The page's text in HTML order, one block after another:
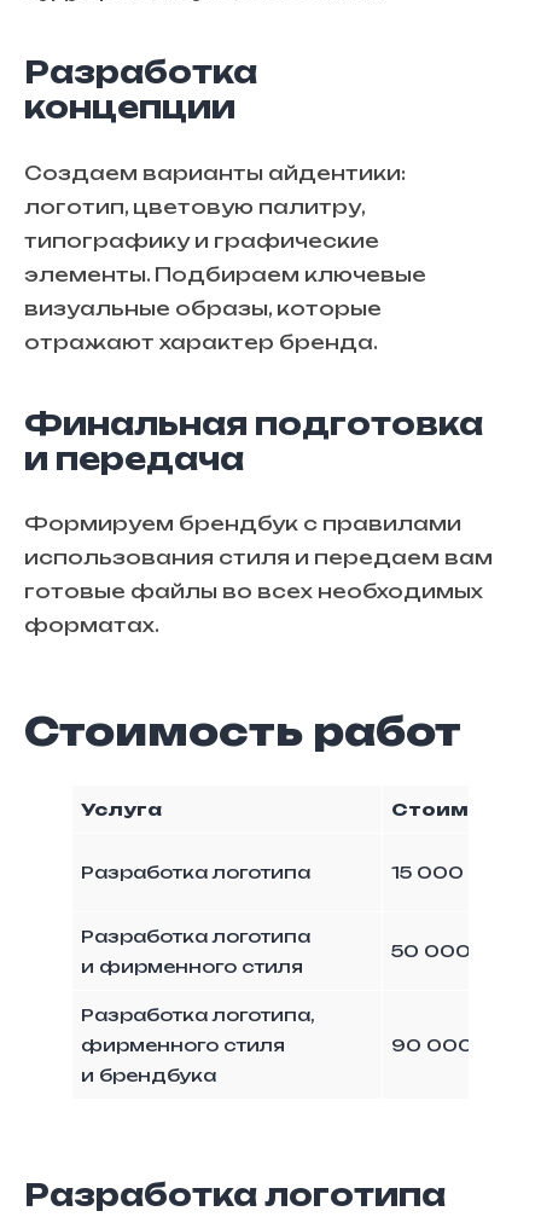
Разработка
концепции
Создаем варианты айдентики:
логотип, цветовую палитру,
типографику и графические
элементы. Подбираем ключевые
визуальные образы, которые
отражают характер бренда.
Финальная подготовка
и передача
Формируем брендбук с правилами
использования стиля и передаем вам
готовые файлы во всех необходимых
форматах.
Стоимость работ
Услуга Стоимость
Разработка логотипа 15 000 ₽
Разработка логотипа
и фирменного стиля
50 000 ₽
Разработка логотипа,
фирменного стиля
и брендбука
90 000 ₽
Разработка логотипа